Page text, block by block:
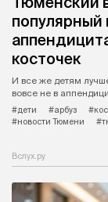
популярный
косточек
И все же детям
вовсе не в
#дети
#арбуз
#новости Тюмени
Вслух.ру